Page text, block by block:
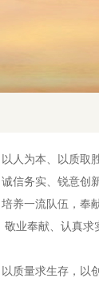
以人为本、以质取
诚信务实、锐意创
培养一流队伍，奉
敬业奉献、认真求
以质量求生存，以